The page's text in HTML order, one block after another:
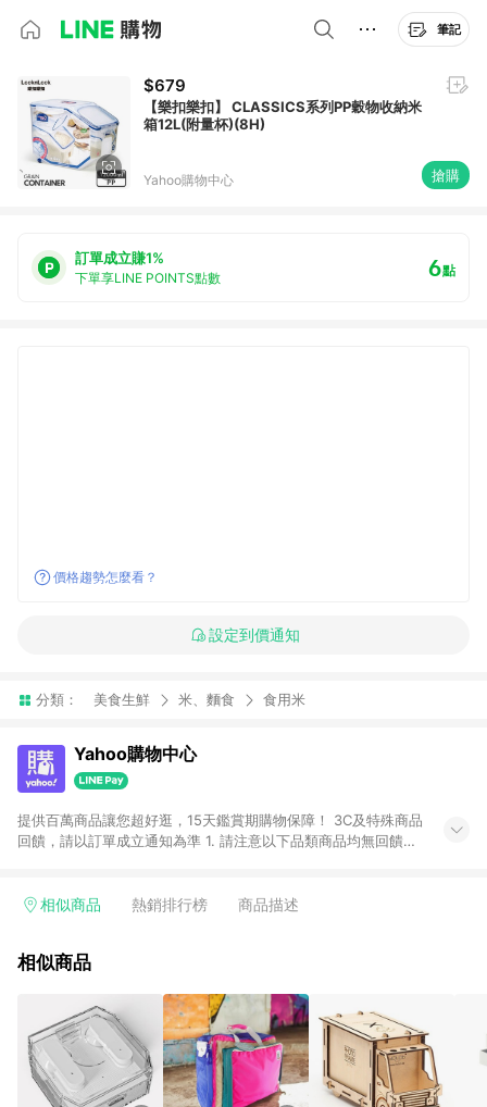
筆記
$679
【樂扣樂扣】 CLASSICS系列PP穀物收納米
箱12L(附量杯)(8H)
Yahoo購物中心 搶購
訂單成立賺1%
下單享LINE POINTS點數 6點
價格趨勢怎麼看？
設定到價通知
分類： 美食生鮮 米、麵食 食用米
Yahoo購物中心
提供百萬商品讓您超好逛，15天鑑賞期購物保障！ 3C及特殊商品
回饋，請以訂單成立通知為準 1. 請注意以下品類商品均無回饋：
電玩/遊戲/相機/單眼/鏡頭/拍立得 [2024/6/1起適用] -內接硬
的購回饋活動享Yahoo超贈點回饋者 - 購物中心商店之商品：商
3. 訂單回饋金額將扣除運費/購物金/超贈點/福利金/紅利折抵/折
價券等虛擬貨幣折抵 4. 大宗採購或批發轉賣不具回饋資格： 如
有相關事證認定您為大宗採購、批發轉賣而非最終消費使用者，
相關認定以Yahoo購物中心之認定為準
相似商品 熱銷排行榜 商品描述
相似商品